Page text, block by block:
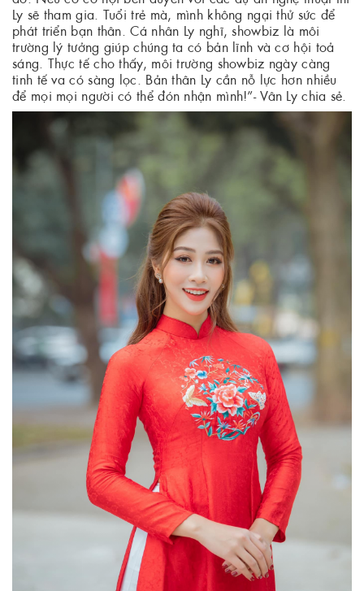
Ly sẽ tham gia. Tuổi trẻ mà, mình không ngại thử sức để
phát triển bạn thân. Cá nhân Ly nghĩ, showbiz là môi
trường lý tưởng giúp chúng ta có bản lĩnh và cơ hội toả
sáng. Thực tế cho thấy, môi trường showbiz ngày càng
tinh tế va có sàng lọc. Bản thân Ly cần nỗ lực hơn nhiều
để mọi mọi người có thể đón nhận mình!”- Vân Ly chia sẻ.